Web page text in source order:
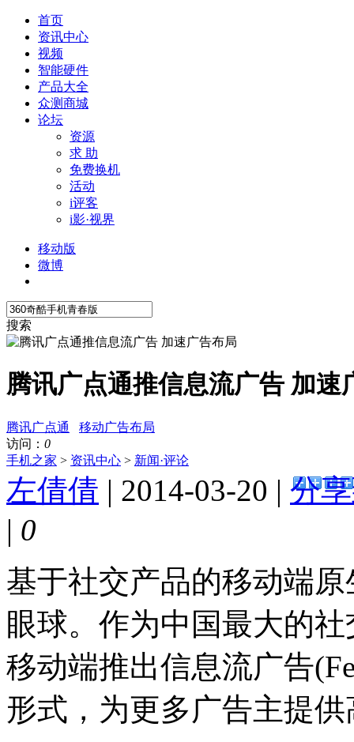
首页
资讯中心
视频
智能硬件
产品大全
众测商城
论坛
资源
求 助
免费换机
活动
i评客
i影·视界
移动版
微博
搜索
腾讯广点通推信息流广告 加速
腾讯广点通
移动广告布局
访问： 0
手机之家 > 资讯中心 > 新闻·评论
左倩倩 | 2014-03-20 | 分
| 0
基于社交产品的移动端
眼球。作为中国最大的
移动端推出信息流广告
形式，为更多广告主提